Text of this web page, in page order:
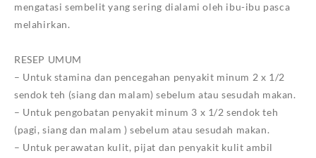
mengatasi sembelit yang sering dialami oleh ibu-ibu pasca
melahirkan.
RESEP UMUM
– Untuk stamina dan pencegahan penyakit minum 2 x 1/2
sendok teh (siang dan malam) sebelum atau sesudah makan.
– Untuk pengobatan penyakit minum 3 x 1/2 sendok teh
(pagi, siang dan malam ) sebelum atau sesudah makan.
– Untuk perawatan kulit, pijat dan penyakit kulit ambil